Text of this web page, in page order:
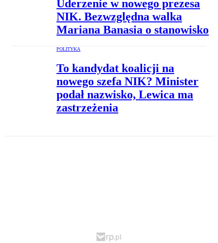
Uderzenie w nowego prezesa
NIK. Bezwzględna walka
Mariana Banasia o stanowisko
POLITYKA
To kandydat koalicji na
nowego szefa NIK? Minister
podał nazwisko, Lewica ma
zastrzeżenia